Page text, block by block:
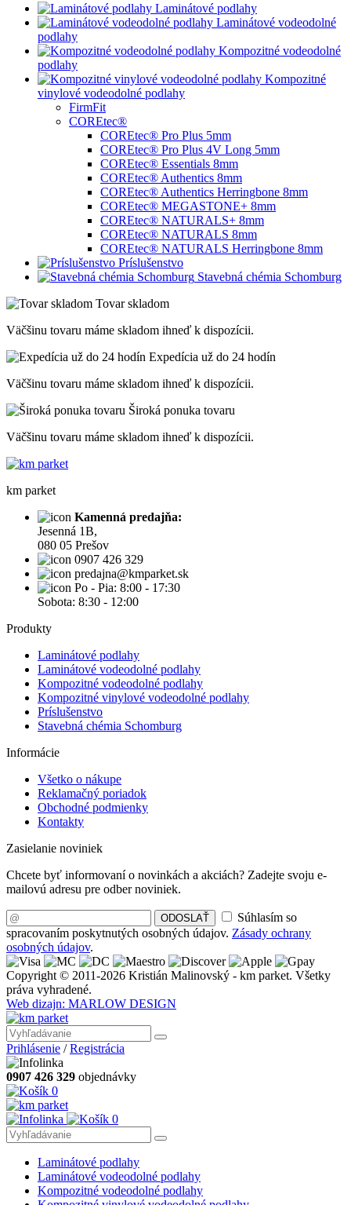
Laminátové podlahy
Laminátové vodeodolné
podlahy
Kompozitné vodeodolné
podlahy
Kompozitné
vinylové vodeodolné podlahy
FirmFit
COREtec®
COREtec® Pro Plus 5mm
COREtec® Pro Plus 4V Long 5mm
COREtec® Essentials 8mm
COREtec® Authentics 8mm
COREtec® Authentics Herringbone 8mm
COREtec® MEGASTONE+ 8mm
COREtec® NATURALS+ 8mm
COREtec® NATURALS 8mm
COREtec® NATURALS Herringbone 8mm
Príslušenstvo
Stavebná chémia Schomburg
Tovar skladom
Väčšinu tovaru máme skladom ihneď k dispozícii.
Expedícia už do 24 hodín
Väčšinu tovaru máme skladom ihneď k dispozícii.
Široká ponuka tovaru
Väčšinu tovaru máme skladom ihneď k dispozícii.
km parket
Kamenná predajňa:
Jesenná 1B,
080 05 Prešov
0907 426 329
predajna@kmparket.sk
Po - Pia: 8:00 - 17:30
Sobota: 8:30 - 12:00
Produkty
Laminátové podlahy
Laminátové vodeodolné podlahy
Kompozitné vodeodolné podlahy
Kompozitné vinylové vodeodolné podlahy
Príslušenstvo
Stavebná chémia Schomburg
Informácie
Všetko o nákupe
Reklamačný poriadok
Obchodné podmienky
Kontakty
Zasielanie noviniek
Chcete byť informovaní o novinkách a akciách? Zadejte svoju e-
mailovú adresu pre odber noviniek.
ODOSLAŤ
Súhlasím so
spracovaním poskytnutých osobných údajov. Zásady ochrany
osobných údajov.
Copyright © 2011-2026 Kristián Malinovský - km parket. Všetky
práva vyhradené.
Web dizajn: MARLOW DESIGN
Prihlásenie /Registrácia
0907 426 329 objednávky
0
0
Laminátové podlahy
Laminátové vodeodolné podlahy
Kompozitné vodeodolné podlahy